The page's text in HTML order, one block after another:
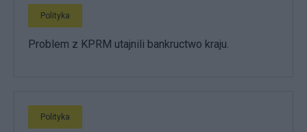
Polityka
Problem z KPRM utajnili bankructwo kraju.
Polityka